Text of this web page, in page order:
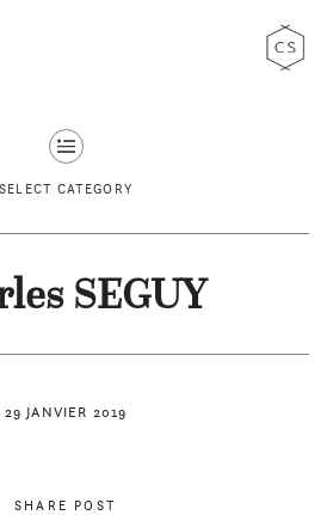
SELECT CATEGORY
29 JANVIER 2019
SEGUY
SHARE POST